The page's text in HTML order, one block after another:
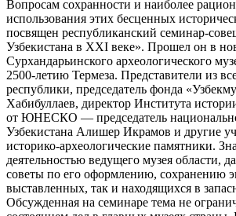
Вопросам сохранности и наиболее
использования этих бесценных
посвящен республиканский семинар-
Узбекистана в ХХI веке». Прошел он в
Сурхандарьинского археологического
2500-летию Термеза. Представители из
республики, председатель фонда
Хабибуллаев, директор Института
от ЮНЕСКО — председатель
Узбекистана Алишер Икрамов и другие
историко-археологические памятники.
деятельностью ведущего музея области,
советы по его оформлению, сохранению
выставленных, так и находящихся в
Обсужденная на семинаре тема не